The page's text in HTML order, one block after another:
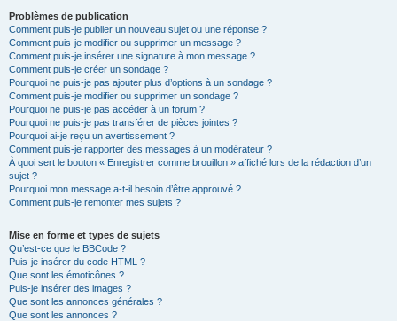
Problèmes de publication
Comment puis-je publier un nouveau sujet ou une réponse ?
Comment puis-je modifier ou supprimer un message ?
Comment puis-je insérer une signature à mon message ?
Comment puis-je créer un sondage ?
Pourquoi ne puis-je pas ajouter plus d’options à un sondage ?
Comment puis-je modifier ou supprimer un sondage ?
Pourquoi ne puis-je pas accéder à un forum ?
Pourquoi ne puis-je pas transférer de pièces jointes ?
Pourquoi ai-je reçu un avertissement ?
Comment puis-je rapporter des messages à un modérateur ?
À quoi sert le bouton « Enregistrer comme brouillon » affiché lors de la rédaction d’un
sujet ?
Pourquoi mon message a-t-il besoin d’être approuvé ?
Comment puis-je remonter mes sujets ?
Mise en forme et types de sujets
Qu’est-ce que le BBCode ?
Puis-je insérer du code HTML ?
Que sont les émoticônes ?
Puis-je insérer des images ?
Que sont les annonces générales ?
Que sont les annonces ?